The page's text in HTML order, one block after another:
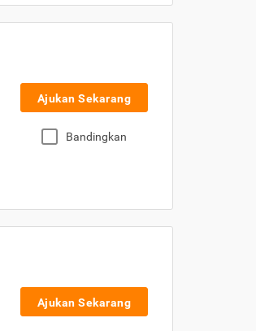
Ajukan Sekarang
Bandingkan
Ajukan Sekarang